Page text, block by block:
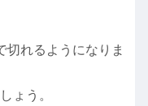
切れるようになりま
ょう。